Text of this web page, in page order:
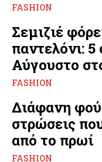
FASHION
Σεμιζιέ
παντελόνι:
Αύγουστο
FASHION
Διάφανη
στρώσεις
από το πρωί
FASHION